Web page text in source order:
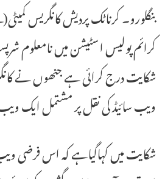
بنگلورو۔ کرناٹک پردیش کانگریس
کرائم پولیس اسٹیشن میں نامعلوم
شکایت درج کرائی ہے جنھوں نے
ویب سائیڈ کی نقل پر مشتمل ایک
شکایت میں کہاگیاہے کہ اس فرضی